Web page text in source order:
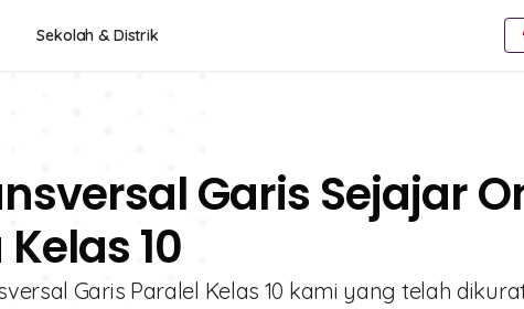
Sekolah & Distrik
Garis Sejajar
10
Garis Paralel Kelas 10 kami yang telah